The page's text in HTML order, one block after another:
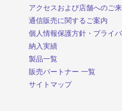
アクセスおよび店舗へのご
通信販売に関するご案内
個人情報保護方針・プライ
納入実績
製品一覧
販売パートナー 一覧
サイトマップ